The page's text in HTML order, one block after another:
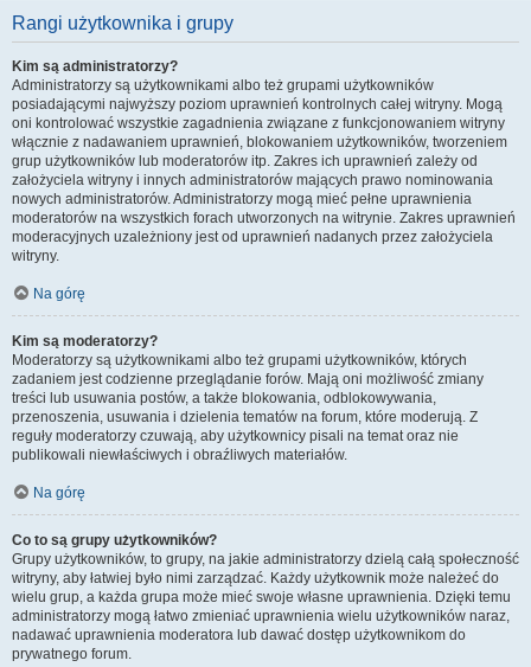
Rangi użytkownika i grupy
Kim są administratorzy?
Administratorzy są użytkownikami albo też grupami użytkowników
posiadającymi najwyższy poziom uprawnień kontrolnych całej witryny. Mogą
oni kontrolować wszystkie zagadnienia związane z funkcjonowaniem witryny
włącznie z nadawaniem uprawnień, blokowaniem użytkowników, tworzeniem
grup użytkowników lub moderatorów itp. Zakres ich uprawnień zależy od
założyciela witryny i innych administratorów mających prawo nominowania
nowych administratorów. Administratorzy mogą mieć pełne uprawnienia
moderatorów na wszystkich forach utworzonych na witrynie. Zakres uprawnień
moderacyjnych uzależniony jest od uprawnień nadanych przez założyciela
witryny.
Na górę
Kim są moderatorzy?
Moderatorzy są użytkownikami albo też grupami użytkowników, których
zadaniem jest codzienne przeglądanie forów. Mają oni możliwość zmiany
treści lub usuwania postów, a także blokowania, odblokowywania,
przenoszenia, usuwania i dzielenia tematów na forum, które moderują. Z
reguły moderatorzy czuwają, aby użytkownicy pisali na temat oraz nie
publikowali niewłaściwych i obraźliwych materiałów.
Na górę
Co to są grupy użytkowników?
Grupy użytkowników, to grupy, na jakie administratorzy dzielą całą społeczność
witryny, aby łatwiej było nimi zarządzać. Każdy użytkownik może należeć do
wielu grup, a każda grupa może mieć swoje własne uprawnienia. Dzięki temu
administratorzy mogą łatwo zmieniać uprawnienia wielu użytkowników naraz,
nadawać uprawnienia moderatora lub dawać dostęp użytkownikom do
prywatnego forum.